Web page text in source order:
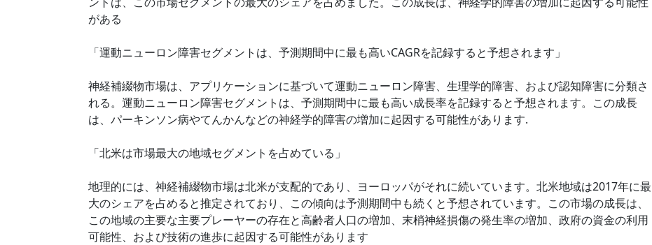
がある
「運動ニューロン障害セグメントは、予測期間中に最も高いCAGRを記録すると予想されます」
神経補綴物市場は、アプリケーションに基づいて運動ニューロン障害、生理学的障害、および認知障害に分類さ
れる。運動ニューロン障害セグメントは、予測期間中に最も高い成長率を記録すると予想されます。この成長
は、パーキンソン病やてんかんなどの神経学的障害の増加に起因する可能性があります.
「北米は市場最大の地域セグメントを占めている」
地理的には、神経補綴物市場は北米が支配的であり、ヨーロッパがそれに続いています。北米地域は2017年に最
大のシェアを占めると推定されており、この傾向は予測期間中も続くと予想されています。この市場の成長は、
この地域の主要な主要プレーヤーの存在と高齢者人口の増加、末梢神経損傷の発生率の増加、政府の資金の利用
可能性、および技術の進歩に起因する可能性があります